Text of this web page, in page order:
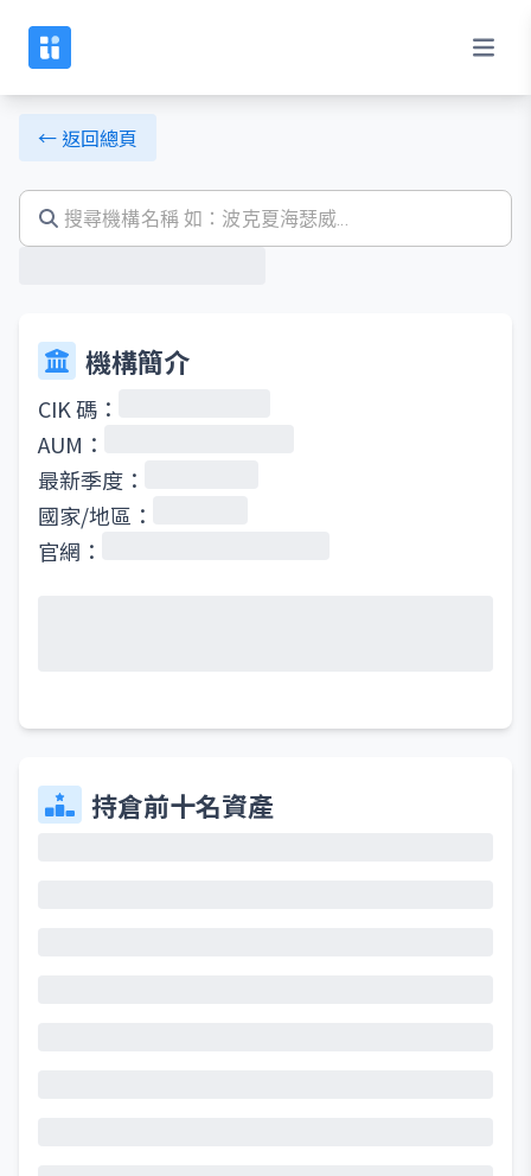
← 返回總頁
機構簡介
CIK 碼：
AUM：
最新季度：
國家/地區：
官網：
持倉前十名資產